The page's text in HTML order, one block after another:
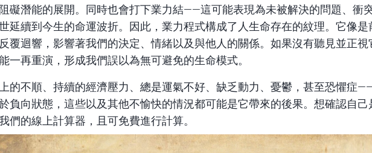
礙潛能的展開。同時也會打下業力結——這可能表現為未被解決的問題、衝
延續到今生的命運波折。因此，業力程式構成了人生命存在的紋理。它像
覆迴響，影響著我們的決定、情緒以及與他人的關係。如果沒有聽見並正
一再重演，形成我們誤以為無可避免的生命模式。
的不順、持續的經濟壓力、總是運氣不好、缺乏動力、憂鬱，甚至恐懼症
負向狀態，這些以及其他不愉快的情況都可能是它帶來的後果。想確認自
們的線上計算器，且可免費進行計算。